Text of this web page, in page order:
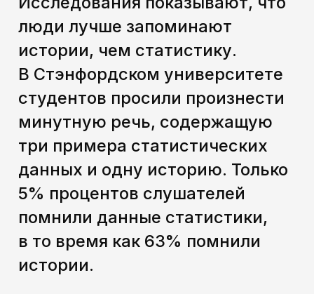
Как развернутые истории, так
и сеттинги мы используем
часто — да мы буквально
фанаты сеттингов!
Мы собираем идеи в отдельный
файлик, регулярно обновляем
его и даже планируем
поделиться этим сокровищем.
Можно подписаться
на телеграм-канал Юли
Максинойt.me/achtotakmozhno,
скоро там появится список
сеттингов Тру.